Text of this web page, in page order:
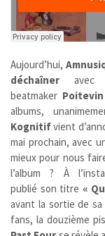
Aujourd’hui,
déchaîner
beatmaker
albums,
Kognitifvient
mai prochain, avec
mieux pour nous
l’album ? À
publié son titre «
avant la sortie de
fans, la douzième